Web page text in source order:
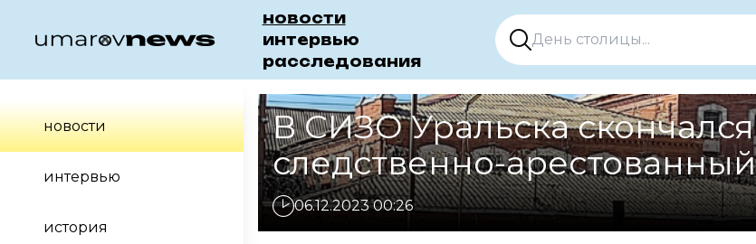
новости
интервью
расследования
новости
интервью
история
В СИЗО Уральска скончался
следственно-арестованный
06.12.2023 00:26